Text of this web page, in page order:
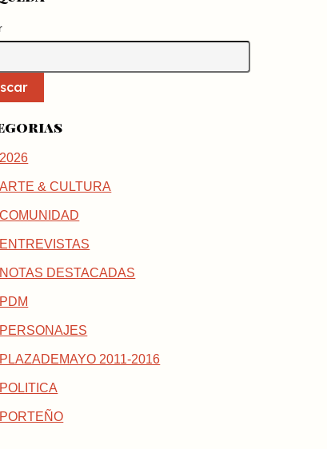
2026
ARTE & CULTURA
COMUNIDAD
ENTREVISTAS
NOTAS DESTACADAS
PDM
PERSONAJES
PLAZADEMAYO 2011-2016
POLITICA
PORTEÑO